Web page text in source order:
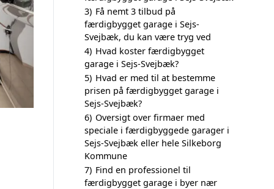
3) Få nemt 3 tilbud på
færdigbygget garage i Sejs-
Svejbæk, du kan være tryg ved
4) Hvad koster færdigbygget
garage i Sejs-Svejbæk?
5) Hvad er med til at bestemme
prisen på færdigbygget garage i
Sejs-Svejbæk?
6) Oversigt over firmaer med
speciale i færdigbyggede garager i
Sejs-Svejbæk eller hele Silkeborg
Kommune
7) Find en professionel til
færdigbygget garage i byer nær